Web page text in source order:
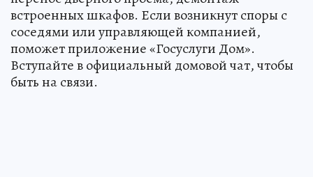
встроенных шкафов. Если возникнут споры с
соседями или управляющей компанией,
поможет приложение «Госуслуги Дом».
Вступайте в официальный домовой чат, чтобы
быть на связи.